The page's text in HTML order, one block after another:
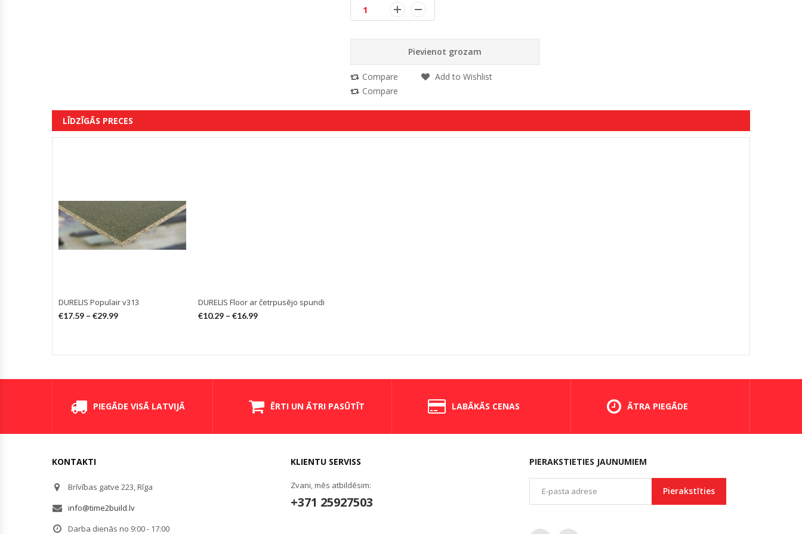
Pievienot grozam
Compare
Add to Wishlist
Compare
LĪDZĪGĀS PRECES
DURELIS Populair v313
€17.59 – €29.99
DURELIS Floor ar četrpusējo spundi
€10.29– €16.99
PIEGĀDE VISĀ LATVIJĀ ĒRTI UN ĀTRI PASŪTĪT LABĀKĀS CENAS ĀTRA PIEGĀDE
KONTAKTI
Brīvības gatve 223, Rīga
info@time2build.lv
Darba dienās no 9:00 - 17:00
KLIENTU SERVISS
Zvani, mēs atbildēsim:
+371 25927503
PIERAKSTIETIES JAUNUMIEM
Pierakstīties